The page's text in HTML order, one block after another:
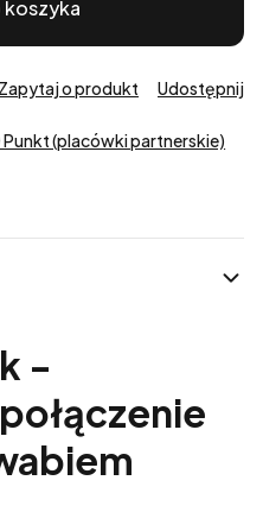
Zapytaj o produkt Udostępnij
Punkt (placówki partnerskie)
-